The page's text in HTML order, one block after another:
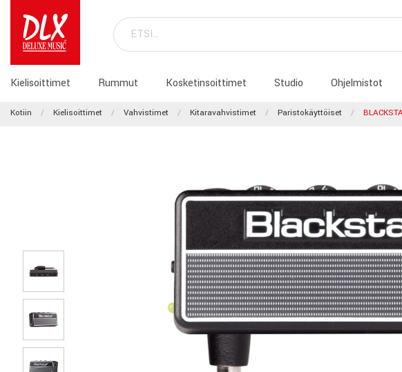
Kielisoittimet Rummut Kosketinsoittimet Studio Ohjelmistot
Kotiin Kielisoittimet Vahvistimet Kitaravahvistimet Paristokäyttöiset